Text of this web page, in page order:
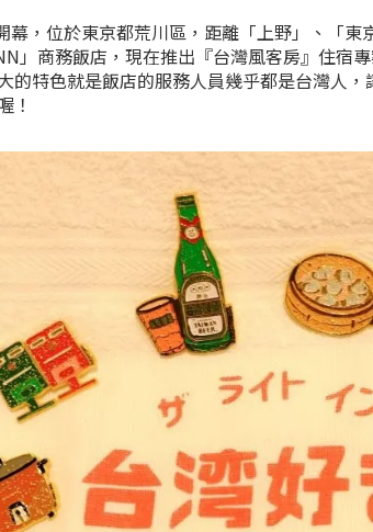
幕，位於東京都荒川區，距離「上野」、「東
」商務飯店，現在推出『台灣風客房』住宿
的特色就是飯店的服務人員幾乎都是台灣人
！